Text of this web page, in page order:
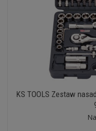
KS TOOLS Zestaw